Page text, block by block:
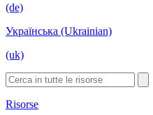
(de)
Українська (Ukrainian)
(uk)
Risorse